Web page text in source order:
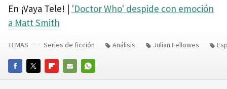
En ¡Vaya Tele! | 'Doctor Who' despide con emoción
a Matt Smith
FACEBOOKTWITTERFLIPBOARD
E-
WHATSAPP
TEMAS Series de ficción Análisis Julian Fellowes